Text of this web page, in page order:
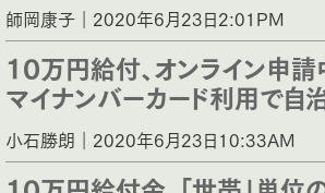
師岡康子｜2020年6月23日2:01PM
10万円給付、オンライン申
マイナンバーカード利用で自
小石勝朗｜2020年6月23日10:33AM